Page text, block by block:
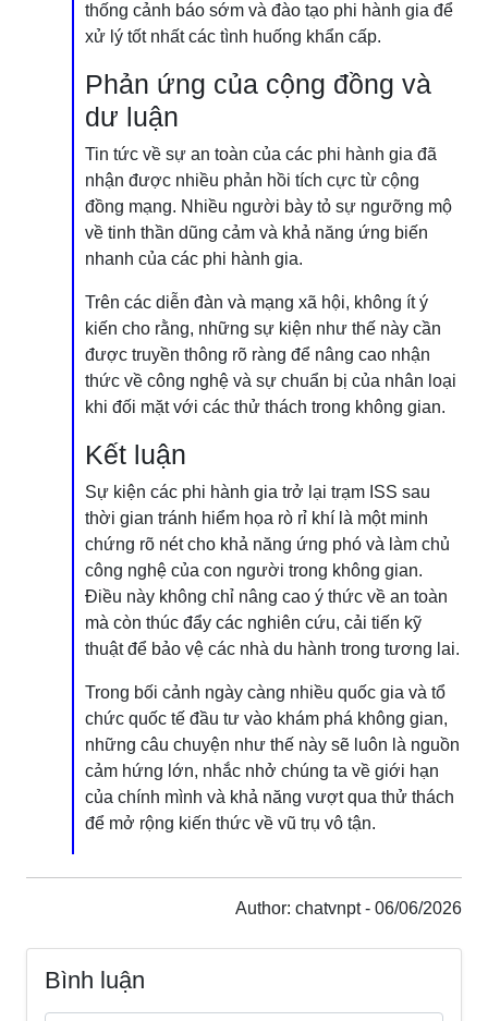
thống cảnh báo sớm và đào tạo phi hành gia để
xử lý tốt nhất các tình huống khẩn cấp.
Phản ứng của cộng đồng và
dư luận
Tin tức về sự an toàn của các phi hành gia đã
nhận được nhiều phản hồi tích cực từ cộng
đồng mạng. Nhiều người bày tỏ sự ngưỡng mộ
về tinh thần dũng cảm và khả năng ứng biến
nhanh của các phi hành gia.
Trên các diễn đàn và mạng xã hội, không ít ý
kiến cho rằng, những sự kiện như thế này cần
được truyền thông rõ ràng để nâng cao nhận
thức về công nghệ và sự chuẩn bị của nhân loại
khi đối mặt với các thử thách trong không gian.
Kết luận
Sự kiện các phi hành gia trở lại trạm ISS sau
thời gian tránh hiểm họa rò rỉ khí là một minh
chứng rõ nét cho khả năng ứng phó và làm chủ
công nghệ của con người trong không gian.
Điều này không chỉ nâng cao ý thức về an toàn
mà còn thúc đẩy các nghiên cứu, cải tiến kỹ
thuật để bảo vệ các nhà du hành trong tương lai.
Trong bối cảnh ngày càng nhiều quốc gia và tổ
chức quốc tế đầu tư vào khám phá không gian,
những câu chuyện như thế này sẽ luôn là nguồn
cảm hứng lớn, nhắc nhở chúng ta về giới hạn
của chính mình và khả năng vượt qua thử thách
để mở rộng kiến thức về vũ trụ vô tận.
Author: chatvnpt - 06/06/2026
Bình luận